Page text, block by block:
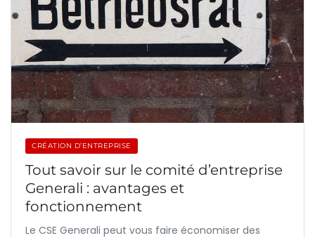
CRÉATION D’ENTREPRISE
Tout savoir sur le comité d’entreprise
Generali : avantages et
fonctionnement
Le CSE Generali peut vous faire économiser des